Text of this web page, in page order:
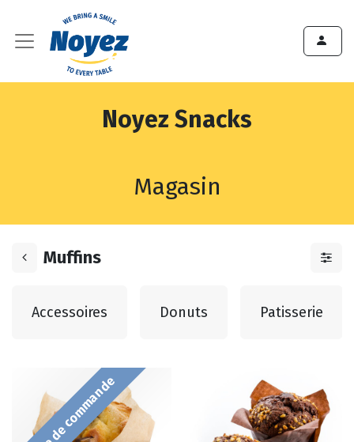
Noyez Snacks
Magasin
Muffins
Accessoires Donuts Patisserie